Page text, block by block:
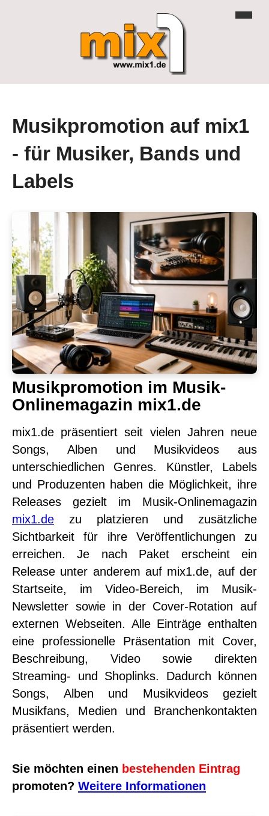
Musikpromotion auf mix1
- für Musiker, Bands und
Labels
Musikpromotion im Musik-
Onlinemagazin mix1.de
mix1.de präsentiert seit vielen Jahren neue
Songs, Alben und Musikvideos aus
unterschiedlichen Genres. Künstler, Labels
und Produzenten haben die Möglichkeit, ihre
Releases gezielt im Musik-Onlinemagazin
mix1.de zu platzieren und zusätzliche
Sichtbarkeit für ihre Veröffentlichungen zu
erreichen. Je nach Paket erscheint ein
Release unter anderem auf mix1.de, auf der
Startseite, im Video-Bereich, im Musik-
Newsletter sowie in der Cover-Rotation auf
externen Webseiten. Alle Einträge enthalten
eine professionelle Präsentation mit Cover,
Beschreibung, Video sowie direkten
Streaming- und Shoplinks. Dadurch können
Songs, Alben und Musikvideos gezielt
Musikfans, Medien und Branchenkontakten
präsentiert werden.
Sie möchten einen bestehenden Eintrag
promoten? Weitere Informationen